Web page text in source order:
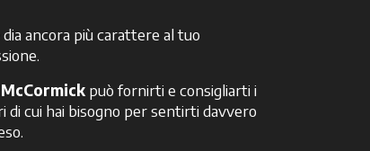
ancora più carattere al tuo
può fornirti e consigliarti i
di cui hai bisogno per sentirti davvero